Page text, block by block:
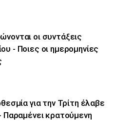
οι συντάξεις
- Ποιες οι ημερομηνίες
για την Τρίτη έλαβε
Παραμένει κρατούμενη